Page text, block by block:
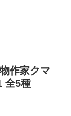
作家クマ
全5種